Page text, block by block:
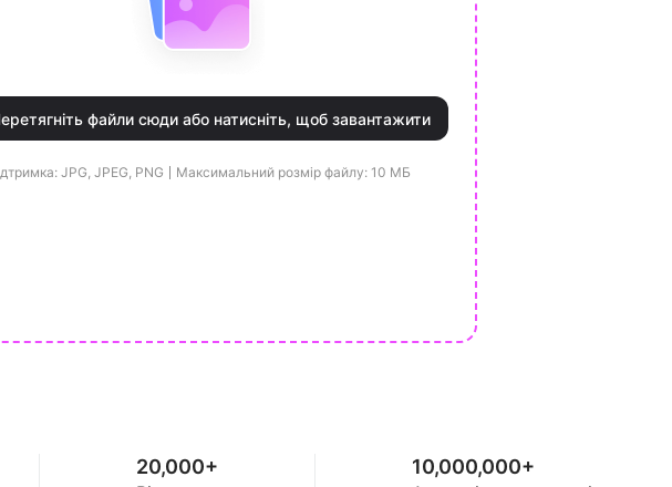
файли сюди або натисніть, щоб завантажити
JPG, JPEG, PNG Максимальний розмір файлу: 10 МБ
20,000+ 10,000,000+